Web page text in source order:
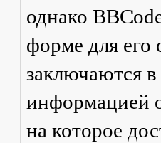
однако
форме для его
заключаются
информацией
на которое